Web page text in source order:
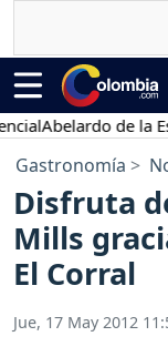
Abelardo de la
Gastronomía
Disfruta
Mills
El Corral
Jue, 17 May 2012